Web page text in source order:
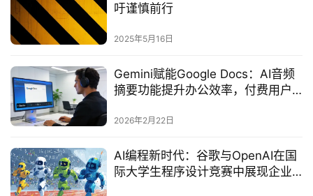
吁谨慎前行
2025年5月16日
Gemini赋能Google Docs：AI音频
摘要功能提升办公效率，付费用户
2026年2月22日
AI编程新时代：谷歌与OpenAI在国
际大学生程序设计竞赛中展现企业